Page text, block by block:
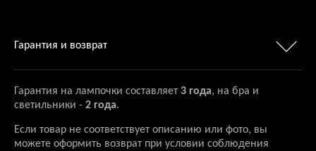
Гарантия и возврат
Гарантия на лампочки составляет 3 года, на бра и
светильники - 2 года.
Если товар не соответствует описанию или фото, вы
можете оформить возврат при условии соблюдения